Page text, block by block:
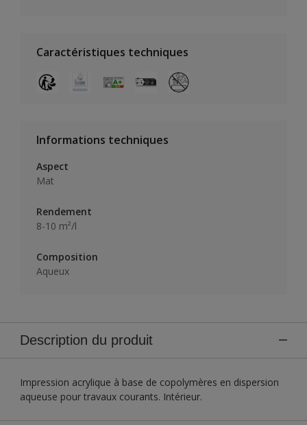
Caractéristiques techniques
Informations techniques
Aspect
Mat
Rendement
8-10 m²/l
Composition
Aqueux
Description du produit
Impression acrylique à base de copolymères en dispersion
aqueuse pour travaux courants. Intérieur.